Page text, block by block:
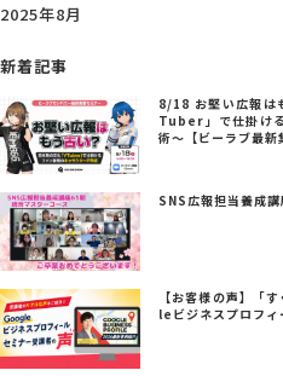
2025年8月
新着記事
8/18 お堅い広報は
Tuber」で仕掛け
術～【ビーラブ最新
SNS広報担当養成
【お客様の声】「
leビジネスプロフィ